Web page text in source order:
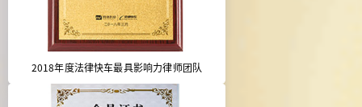
2018年度法律快车最具影响力律师团队